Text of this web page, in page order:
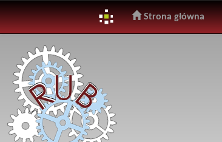
navigation
Strona główna